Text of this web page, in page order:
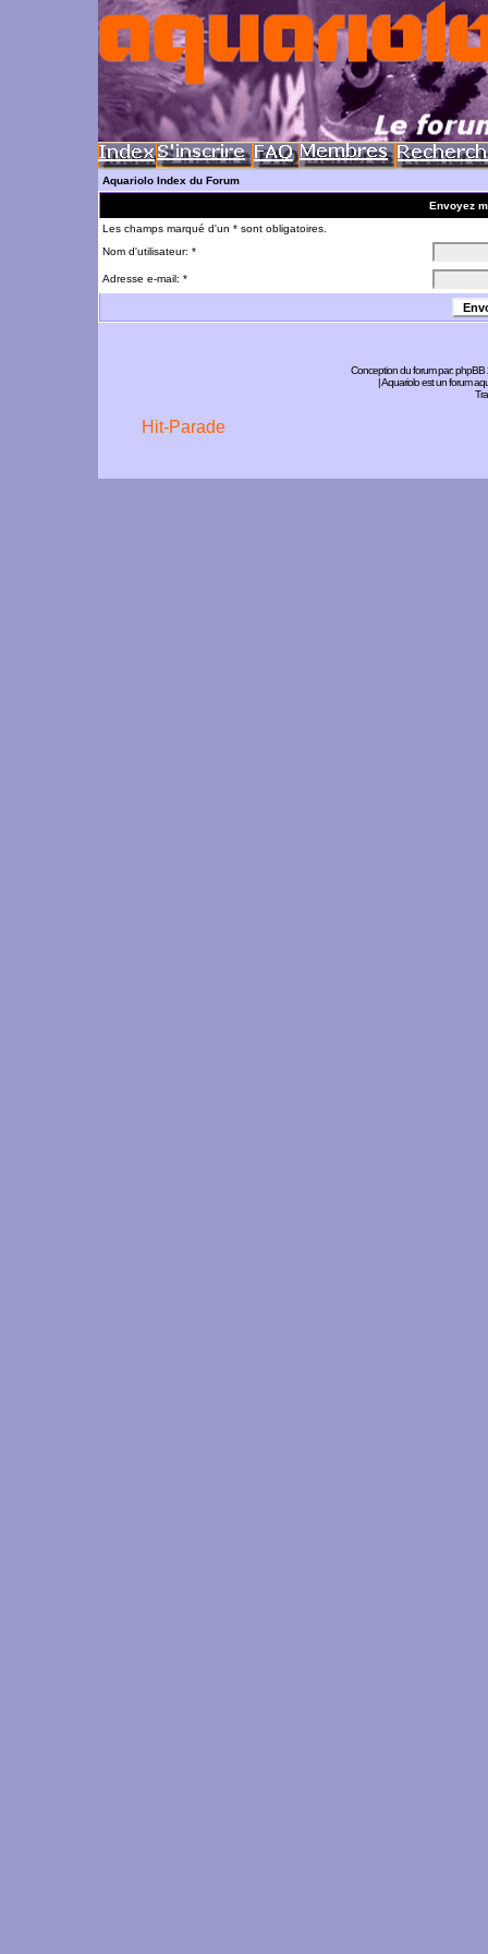
Aquariolo Index du Forum
Envoyez
Les champs marqué d'un * sont obligatoires.
Nom d'utilisateur: *
Adresse e-mail: *
Conception du forum par:phpBB
| Aquariolo est un forum